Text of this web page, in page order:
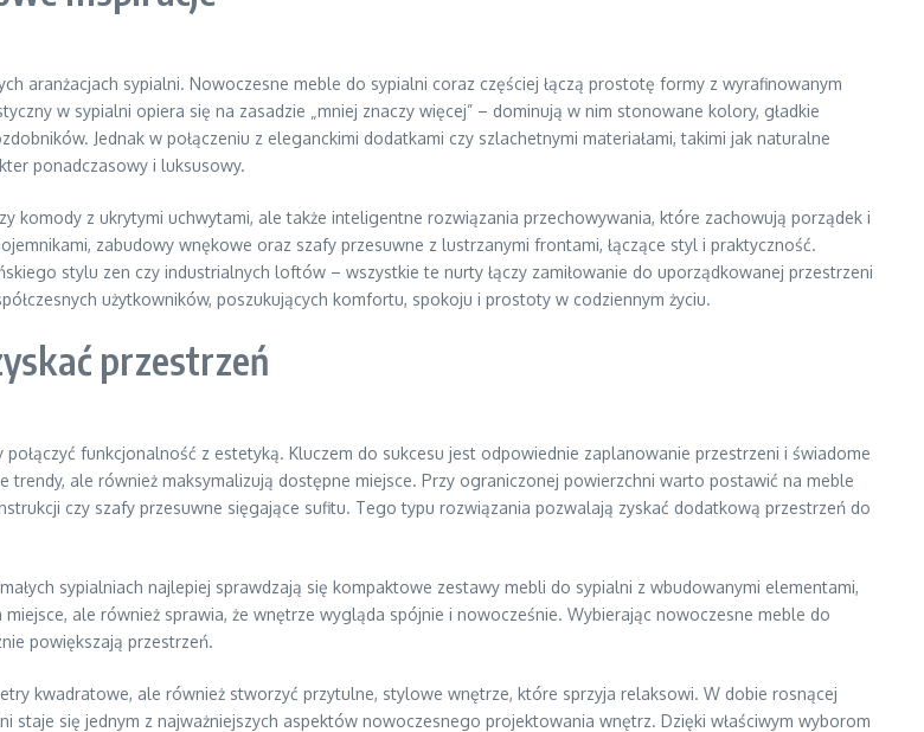
aranżacjach sypialni. Nowoczesne meble do sypialni coraz częściej łączą prostotę formy z wyrafinowanym
w sypialni opiera się na zasadzie „mniej znaczy więcej” – dominują w nim stonowane kolory, gładkie
Jednak w połączeniu z eleganckimi dodatkami czy szlachetnymi materiałami, takimi jak naturalne
ponadczasowy i luksusowy.
komody z ukrytymi uchwytami, ale także inteligentne rozwiązania przechowywania, które zachowują porządek i
zabudowy wnękowe oraz szafy przesuwne z lustrzanymi frontami, łączące styl i praktyczność.
stylu zen czy industrialnych loftów – wszystkie te nurty łączy zamiłowanie do uporządkowanej przestrzeni
użytkowników, poszukujących komfortu, spokoju i prostoty w codziennym życiu.
przestrzeń
funkcjonalność z estetyką. Kluczem do sukcesu jest odpowiednie zaplanowanie przestrzeni i świadome
ale również maksymalizują dostępne miejsce. Przy ograniczonej powierzchni warto postawić na meble
czy szafy przesuwne sięgające sufitu. Tego typu rozwiązania pozwalają zyskać dodatkową przestrzeń do
sypialniach najlepiej sprawdzają się kompaktowe zestawy mebli do sypialni z wbudowanymi elementami,
ale również sprawia, że wnętrze wygląda spójnie i nowocześnie. Wybierając nowoczesne meble do
powiększają przestrzeń.
kwadratowe, ale również stworzyć przytulne, stylowe wnętrze, które sprzyja relaksowi. W dobie rosnącej
staje się jednym z najważniejszych aspektów nowoczesnego projektowania wnętrz. Dzięki właściwym wyborom